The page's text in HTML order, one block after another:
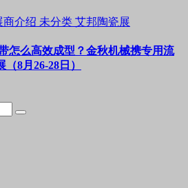
商介绍 未分类 艾邦陶瓷展
怎么高效成型？金秋机械携专用流
8月26-28日）